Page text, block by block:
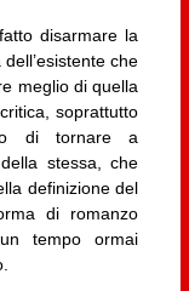
disarmare la
che
meglio di quella
soprattutto
di tornare a
stessa, che
definizione del
di romanzo
tempo ormai